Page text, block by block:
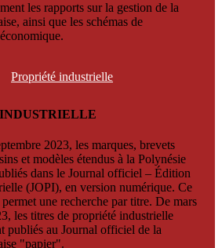
les rapports sur la gestion de la
ainsi que les schémas de
Propriété industrielle
2023, les marques, brevets
et modèles étendus à la Polynésie
dans le Journal officiel – Édition
(JOPI), en version numérique. Ce
une recherche par titre. De mars
les titres de propriété industrielle
publiés au Journal officiel de la
"papier".